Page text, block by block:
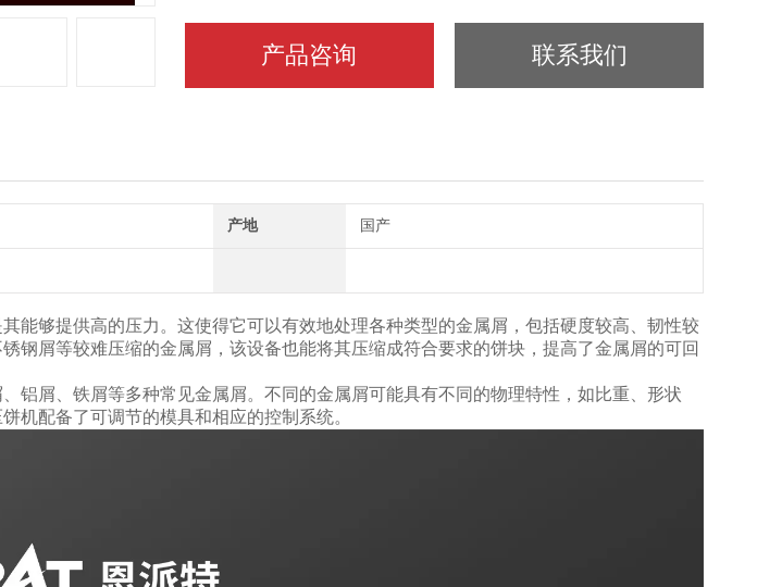
产品咨询 联系我们
产地 国产
能够提供高的压力。这使得它可以有效地处理各种类型的金属屑，包括硬度较高、韧性较
钢屑等较难压缩的金属屑，该设备也能将其压缩成符合要求的饼块，提高了金属屑的可回
铝屑、铁屑等多种常见金属屑。不同的金属屑可能具有不同的物理特性，如比重、形状
机配备了可调节的模具和相应的控制系统。